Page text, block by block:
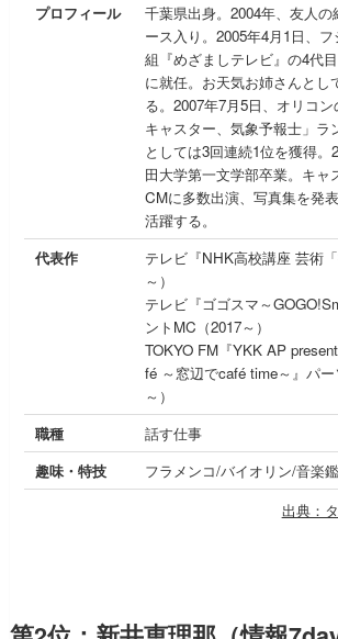
プロフィール
千葉県出身。2004年、友人の
ース入り。2005年4月1日、
組『めざましテレビ』の4代
に就任。お天気お姉さんとし
る。2007年7月5日、オリコ
キャスター、気象予報士」ラ
としては3回連続1位を獲得。
田大学第一文学部卒業。キャ
CMに多数出演、写真集を発
活躍する。
代表作
テレビ『NHK高校講座 芸術
～）
テレビ『ゴゴスマ～
ントMC（2017～）
TOKYO FM『YKK AP
fé ～窓辺でcafé time～』パ
～）
職種
話す仕事
趣味・特技
フラメンコ/バイオリン/音楽
出典：